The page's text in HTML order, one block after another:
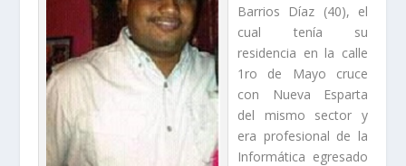
Barrios Díaz (40), el
cual tenía su
residencia en la calle
1ro de Mayo cruce
con Nueva Esparta
del mismo sector y
era profesional de la
Informática egresado